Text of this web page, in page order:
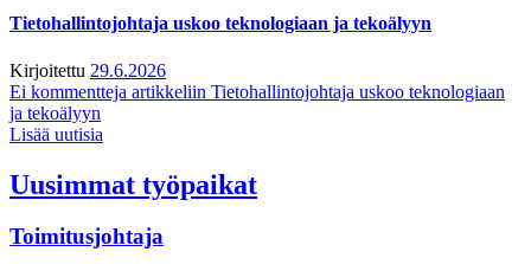
Tietohallintojohtaja uskoo teknologiaan ja tekoälyyn
Kirjoitettu 29.6.2026
Ei kommentteja artikkeliin Tietohallintojohtaja uskoo teknologiaan
ja tekoälyyn
Lisää uutisia
Uusimmat työpaikat
Toimitusjohtaja